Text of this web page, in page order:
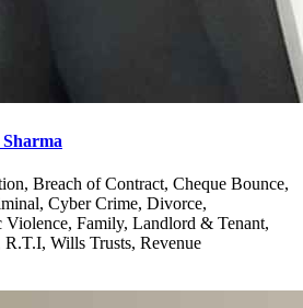
Breach of Contract, Cheque Bounce,
Cyber Crime, Divorce,
Violence, Family, Landlord & Tenant,
Wills Trusts, Revenue